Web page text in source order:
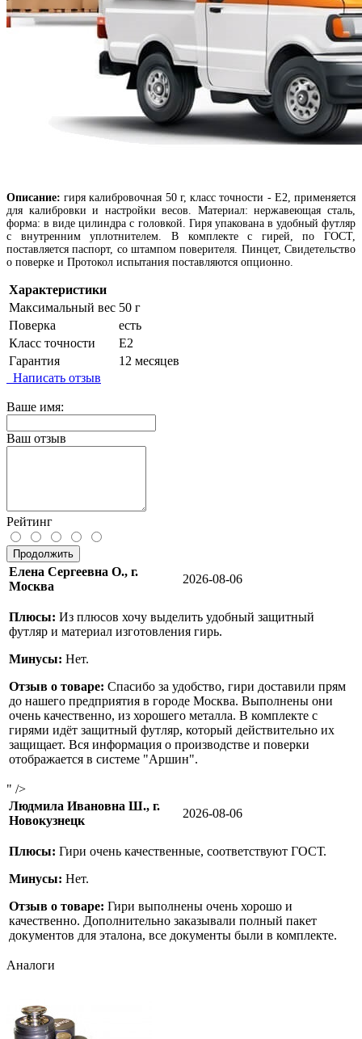
Описание: гиря калибровочная 50 г, класс точности - Е2, применяется
для калибровки и настройки весов. Материал: нержавеющая сталь,
форма: в виде цилиндра с головкой. Гиря упакована в удобный футляр
с внутренним уплотнителем. В комплекте с гирей, по ГОСТ,
поставляется паспорт, со штампом поверителя. Пинцет, Свидетельство
о поверке и Протокол испытания поставляются опционно.
Характеристики
Максимальный вес 50 г
Поверка
есть
Класс точности
Е2
Гарантия
12 месяцев
Написать отзыв
Ваше имя:
Ваш отзыв
Рейтинг
Продолжить
Елена Сергеевна О., г.
Москва
2026-08-06
Плюсы: Из плюсов хочу выделить удобный защитный
футляр и материал изготовления гирь.
Минусы: Нет.
Отзыв о товаре: Спасибо за удобство, гири доставили прям
до нашего предприятия в городе Москва. Выполнены они
очень качественно, из хорошего металла. В комплекте с
гирями идёт защитный футляр, который действительно их
защищает. Вся информация о производстве и поверки
отображается в системе "Аршин".
" />
Людмила Ивановна Ш., г.
Новокузнецк
2026-08-06
Плюсы: Гири очень качественные, соответствуют ГОСТ.
Минусы: Нет.
Отзыв о товаре: Гири выполнены очень хорошо и
качественно. Дополнительно заказывали полный пакет
документов для эталона, все документы были в комплекте.
Аналоги